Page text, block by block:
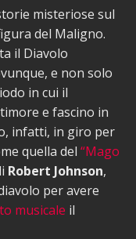
misteriose sul
del Maligno.
il Diavolo
e non solo
in cui il
e fascino in
infatti, in giro per
quella del “Mago
Robert Johnson,
per avere
musicale il